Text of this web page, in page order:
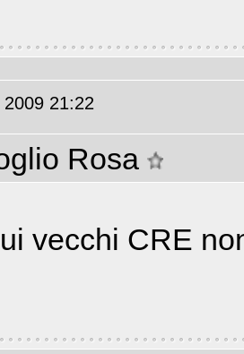
21:22
Rosa
vecchi CRE